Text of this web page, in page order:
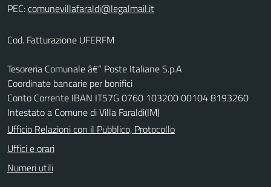
PEC:
Cod. Fatturazione UFERFM
Tesoreria Comunale â€“ Poste Italiane S.p.A
Coordinate bancarie per bonifici
Conto Corrente IBAN IT57G 0760 103200 00104 8193260
Intestato a Comune di Villa Faraldi(IM)
Ufficio Relazioni con il Pubblico, Protocollo
Uffici e orari
Numeri utili